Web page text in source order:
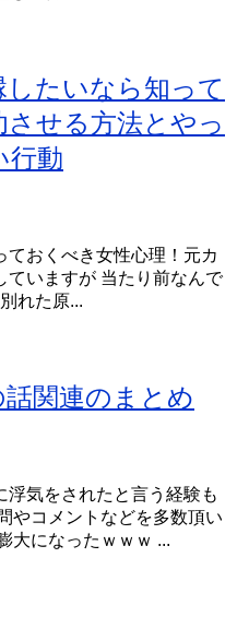
たいなら知って
せる方法とやっ
行動
ておくべき女性心理！元カ
ていますが 当たり前なんで
れた原...
関連のまとめ
気をされたと言う経験も
やコメントなどを多数頂い
大になったｗｗｗ ...